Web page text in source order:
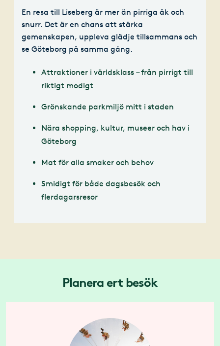
En resa till Liseberg är mer än pirriga åk och
snurr. Det är en chans att stärka
gemenskapen, uppleva glädje tillsammans och
se Göteborg på samma gång.
Attraktioner i världsklass – från pirrigt till
riktigt modigt
Grönskande parkmiljö mitt i staden
Nära shopping, kultur, museer och hav i
Göteborg
Mat för alla smaker och behov
Smidigt för både dagsbesök och
flerdagarsresor
Planera ert besök